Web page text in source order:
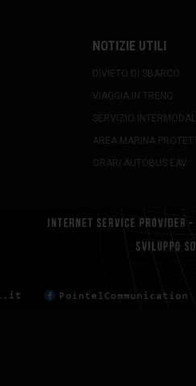
NOTIZIE UTILI
DIVIETO DI SBARCO
VIAGGIA IN TRENO
SERVIZIO
AREA MARINA
ORARI AUTOBUS EAV